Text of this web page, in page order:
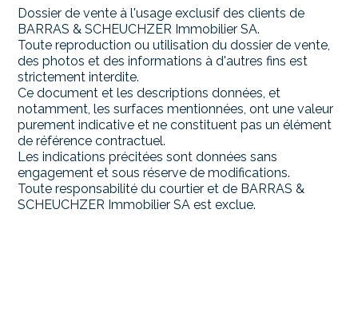
Dossier de vente à l'usage exclusif des clients de
BARRAS & SCHEUCHZER Immobilier SA.
Toute reproduction ou utilisation du dossier de vente,
des photos et des informations à d'autres fins est
strictement interdite.
Ce document et les descriptions données, et
notamment, les surfaces mentionnées, ont une valeur
purement indicative et ne constituent pas un élément
de référence contractuel.
Les indications précitées sont données sans
engagement et sous réserve de modifications.
Toute responsabilité du courtier et de BARRAS &
SCHEUCHZER Immobilier SA est exclue.